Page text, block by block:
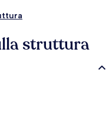
struttura